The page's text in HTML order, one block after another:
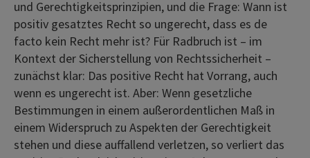
und Gerechtigkeitsprinzipien, und die Frage: Wann ist
positiv gesatztes Recht so ungerecht, dass es de
facto kein Recht mehr ist? Für Radbruch ist – im
Kontext der Sicherstellung von Rechtssicherheit –
zunächst klar: Das positive Recht hat Vorrang, auch
wenn es ungerecht ist. Aber: Wenn gesetzliche
Bestimmungen in einem außerordentlichen Maß in
einem Widerspruch zu Aspekten der Gerechtigkeit
stehen und diese auffallend verletzen, so verliert das